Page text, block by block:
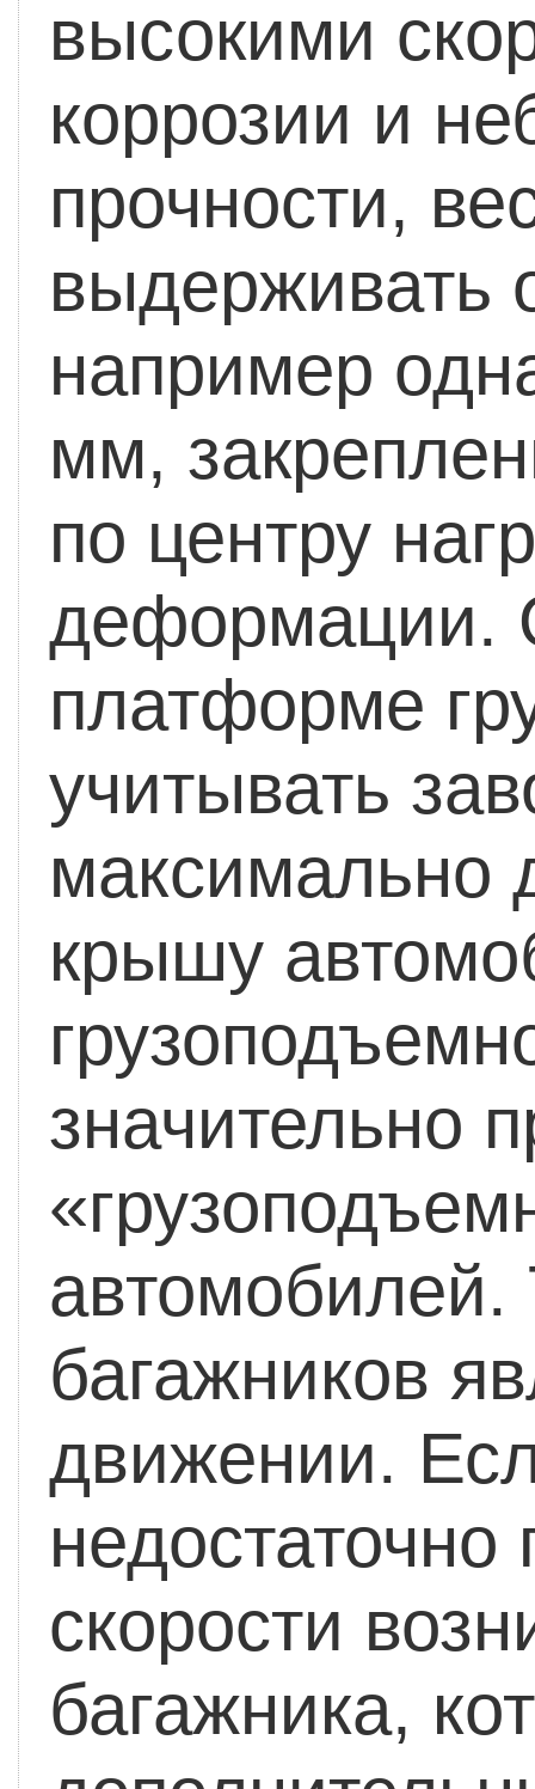
высокими
коррозии и
прочности,
выдерживать
например
мм,
по центру
деформации.
платформе
учитывать
максимально
крышу
значительно
автомобилей.
багажников
движении.
скорости
багажника,